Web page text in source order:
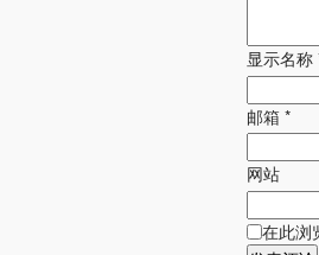
显示名称
邮箱 *
网站
在此浏